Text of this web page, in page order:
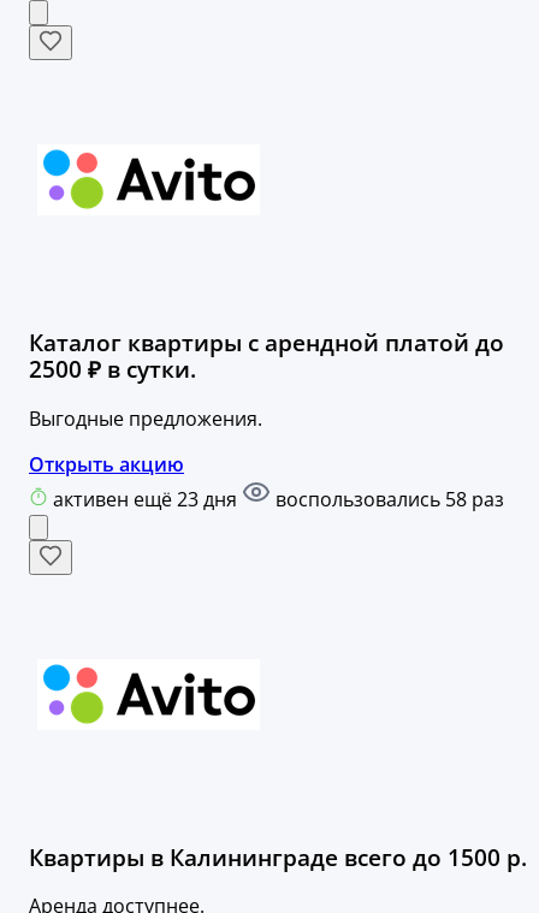
Каталог квартиры с арендной платой до
2500 ₽ в сутки.
Выгодные предложения.
Открыть акцию
активен ещё 23 дня
воспользовались 58 раз
Квартиры в Калининграде всего до 1500 р.
Аренда доступнее.